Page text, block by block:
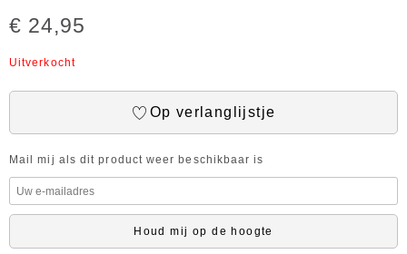
€ 24,95
Uitverkocht
Op verlanglijstje
Mail mij als dit product weer beschikbaar is
Houd mij op de hoogte